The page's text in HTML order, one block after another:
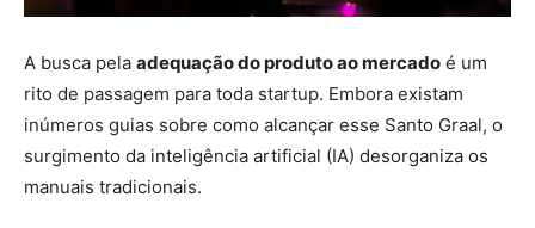
A busca pela adequação do produto ao mercado é um
rito de passagem para toda startup. Embora existam
inúmeros guias sobre como alcançar esse Santo Graal, o
surgimento da inteligência artificial (IA) desorganiza os
manuais tradicionais.